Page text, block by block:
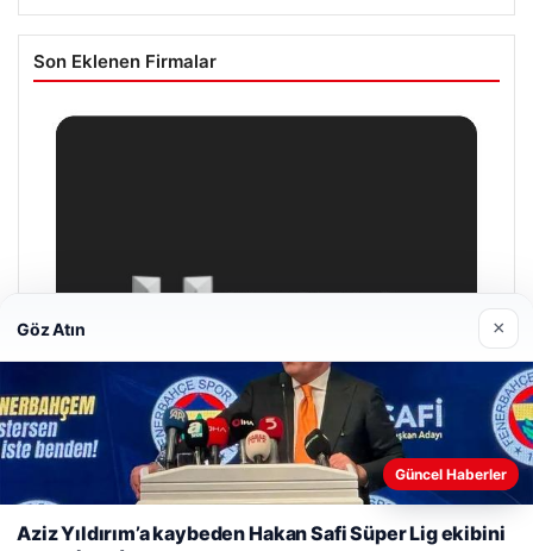
Son Eklenen Firmalar
Web sitemizi nasıl kullandığınızı daha iyi anlayabilmek,
deneyiminizi kişiselleştirmek ve geliştirmek amacıyla çerezler
kullanıyoruz.
Çerez Politikamız
Göz Atın ×
Güncel Haberler
Aziz Yıldırım’a kaybeden Hakan Safi Süper Lig ekibini